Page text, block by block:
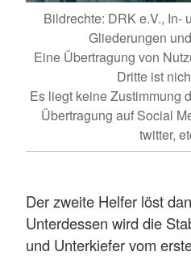
Bildrechte: DRK e.V., In-
Gliederungen
Eine Übertragung von
Dritte ist
Es liegt keine Zustimmung
Übertragung auf Social
twitter,
Der zweite Helfer löst
Unterdessen wird die
und Unterkiefer vom